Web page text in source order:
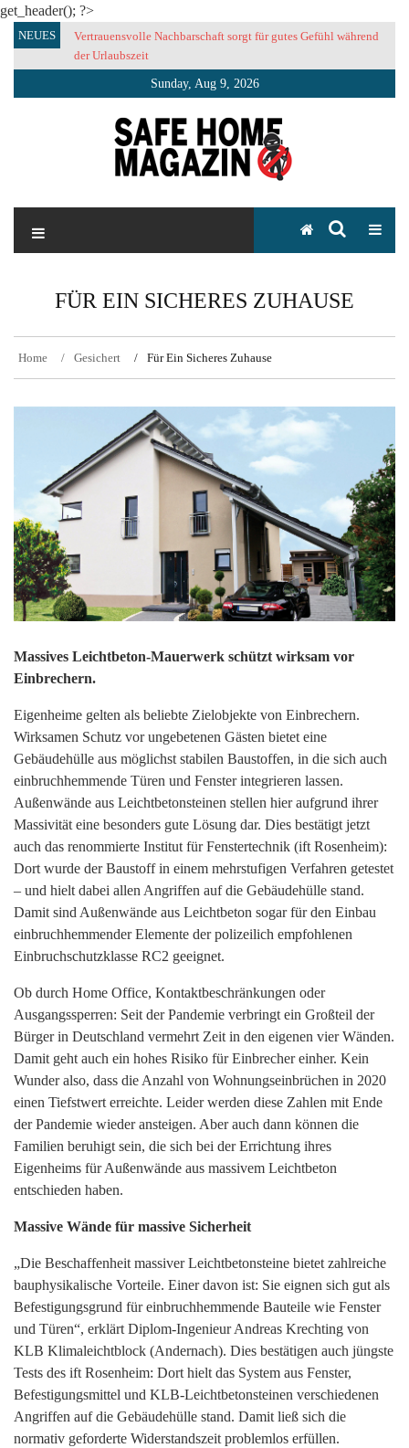
get_header(); ?>
SkipNEUES
Vertrauensvolle Nachbarschaft sorgt für gutes Gefühl während
der Urlaubszeit
Sunday, Aug 9, 2026
SAFE HOME Magazin
FÜR EIN SICHERES ZUHAUSE
Home Gesichert Für Ein Sicheres Zuhause
Massives Leichtbeton-Mauerwerk schützt wirksam vor
Einbrechern.
Eigenheime gelten als beliebte Zielobjekte von Einbrechern.
Wirksamen Schutz vor ungebetenen Gästen bietet eine
Gebäudehülle aus möglichst stabilen Baustoffen, in die sich auch
einbruchhemmende Türen und Fenster integrieren lassen.
Außenwände aus Leichtbetonsteinen stellen hier aufgrund ihrer
Massivität eine besonders gute Lösung dar. Dies bestätigt jetzt
auch das renommierte Institut für Fenstertechnik (ift Rosenheim):
Dort wurde der Baustoff in einem mehrstufigen Verfahren getestet
– und hielt dabei allen Angriffen auf die Gebäudehülle stand.
Damit sind Außenwände aus Leichtbeton sogar für den Einbau
einbruchhemmender Elemente der polizeilich empfohlenen
Einbruchschutzklasse RC2 geeignet.
Ob durch Home Office, Kontaktbeschränkungen oder
Ausgangssperren: Seit der Pandemie verbringt ein Großteil der
Bürger in Deutschland vermehrt Zeit in den eigenen vier Wänden.
Damit geht auch ein hohes Risiko für Einbrecher einher. Kein
Wunder also, dass die Anzahl von Wohnungseinbrüchen in 2020
einen Tiefstwert erreichte. Leider werden diese Zahlen mit Ende
der Pandemie wieder ansteigen. Aber auch dann können die
Familien beruhigt sein, die sich bei der Errichtung ihres
Eigenheims für Außenwände aus massivem Leichtbeton
entschieden haben.
Massive Wände für massive Sicherheit
„Die Beschaffenheit massiver Leichtbetonsteine bietet zahlreiche
bauphysikalische Vorteile. Einer davon ist: Sie eignen sich gut als
Befestigungsgrund für einbruchhemmende Bauteile wie Fenster
und Türen“, erklärt Diplom-Ingenieur Andreas Krechting von
KLB Klimaleichtblock (Andernach). Dies bestätigen auch jüngste
Tests des ift Rosenheim: Dort hielt das System aus Fenster,
Befestigungsmittel und KLB-Leichtbetonsteinen verschiedenen
Angriffen auf die Gebäudehülle stand. Damit ließ sich die
normativ geforderte Widerstandszeit problemlos erfüllen.